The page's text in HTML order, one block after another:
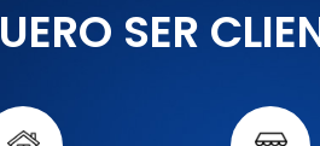
SER